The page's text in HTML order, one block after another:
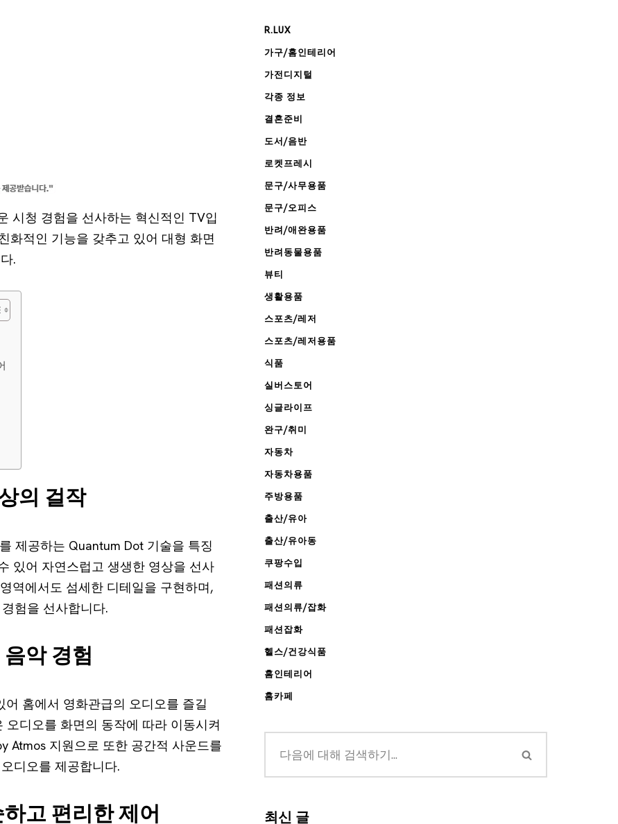
시청 경험을 선사하는 혁신적인 TV입
화적인 기능을 갖추고 있어 대형 화면
.
의 걸작
제공하는 Quantum Dot 기술을 특징
있어 자연스럽고 생생한 영상을 선사
역에서도 섬세한 디테일을 구현하며,
험을 선사합니다.
악 경험
홈에서 영화관급의 오디오를 즐길
디오를 화면의 동작에 따라 이동시켜
Atmos 지원으로 또한 공간적 사운드를
디오를 제공합니다.
고 편리한 제어
R.LUX
가구/홈인테리어
가전디지털
각종 정보
결혼준비
도서/음반
로켓프레시
문구/사무용품
문구/오피스
반려/애완용품
반려동물용품
뷰티
생활용품
스포츠/레저
스포츠/레저용품
식품
실버스토어
싱글라이프
완구/취미
자동차
자동차용품
주방용품
출산/유아
출산/유아동
쿠팡수입
패션의류
패션의류/잡화
패션잡화
헬스/건강식품
홈인테리어
홈카페
최신 글